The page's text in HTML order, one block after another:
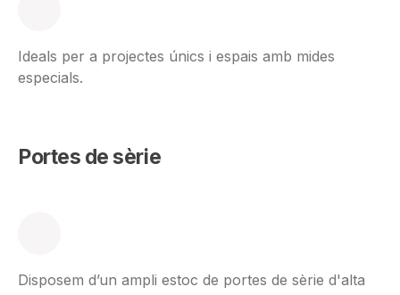
Ideals per a projectes únics i espais amb mides
especials.
Portes de sèrie
Disposem d’un ampli estoc de portes de sèrie d'alta